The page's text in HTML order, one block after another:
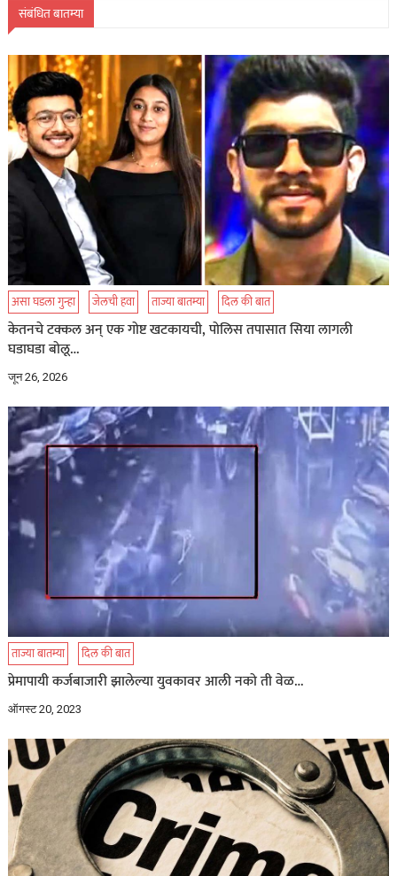
संबंधित बातम्या
असा घडला गुन्हा जेलची हवा ताज्या बातम्या दिल की बात
केतनचे टक्कल अन् एक गोष्ट खटकायची, पोलिस तपासात सिया लागली
घडाघडा बोलू…
जून 26, 2026
ताज्या बातम्या दिल की बात
प्रेमापायी कर्जबाजारी झालेल्या युवकावर आली नको ती वेळ…
ऑगस्ट 20, 2023